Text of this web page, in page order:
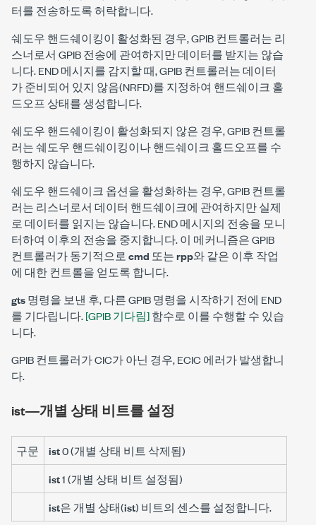
터를 전송하도록 허락합니다.
쉐도우 핸드쉐이킹이 활성화된 경우, GPIB 컨트롤러는 리
스너로서 GPIB 전송에 관여하지만 데이터를 받지는 않습
니다. END 메시지를 감지할 때, GPIB 컨트롤러는 데이터
가 준비되어 있지 않음(NRFD)를 지정하여 핸드쉐이크 홀
드오프 상태를 생성합니다.
쉐도우 핸드쉐이킹이 활성화되지 않은 경우, GPIB 컨트롤
러는 쉐도우 핸드쉐이킹이나 핸드쉐이크 홀드오프를 수
행하지 않습니다.
쉐도우 핸드쉐이크 옵션을 활성화하는 경우, GPIB 컨트롤
러는 리스너로서 데이터 핸드쉐이크에 관여하지만 실제
로 데이터를 읽지는 않습니다. END 메시지의 전송을 모니
터하여 이후의 전송을 중지합니다. 이 메커니즘은 GPIB
컨트롤러가 동기적으로 cmd 또는rpp와 같은 이후 작업
에 대한 컨트롤을 얻도록 합니다.
gts명령을 보낸 후, 다른 GPIB 명령을 시작하기 전에 END
를 기다립니다.[GPIB 기다림]함수로 이를 수행할 수 있습
니다.
GPIB 컨트롤러가 CIC가 아닌 경우, ECIC 에러가 발생합니
다.
ist―개별 상태 비트를 설정
구문 ist0 (개별 상태 비트 삭제됨)
ist1 (개별 상태 비트 설정됨)
ist은 개별 상태(ist) 비트의 센스를 설정합니다.